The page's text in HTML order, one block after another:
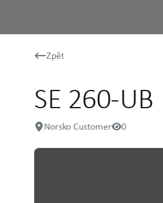
Zpět
SE 260-UB
Norsko Customer 0